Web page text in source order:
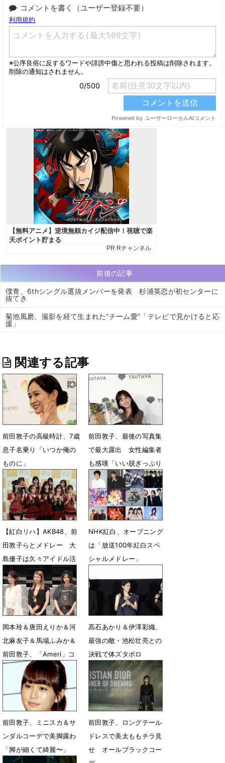
コメントを書く（ユーザー登録不要）
前後の記事
僕青、6thシングル選抜メンバーを発表 杉浦英恋が初センターに
抜てき
菊池風磨、撮影を経て生まれた“チーム愛”「テレビで見かけると応
援」
関連する記事
前田敦子の高級時計、7歳
息子名乗り「いつか俺の
ものに」
7月6日 07時12分
前田敦子、最後の写真集
で最大露出 女性編集者
も感嘆「いい脱ぎっぷり
だった」
2月28日 13時18分
【紅白リハ】AKB48、前
田敦子らとメドレー 大
島優子は久々アイドル活
動で「すごい元気に」
12月29日 18時24分
NHK紅白、オープニング
は「放送100年紅白スペ
シャルメドレー」
岡本玲＆唐田えりか＆河
北麻友子＆馬場ふみか＆
前田敦子、「Ameri」コ
ーデで10周年祝福
5月5日 13時04分
髙石あかり＆伊澤彩織、
最強の敵・池松壮亮との
決戦で体ズタボロ
9月28日 14時10分
前田敦子、ミニスカ＆サ
ンダルコーデで美脚露わ
「脚が細くて綺麗〜」
前田敦子、ロングテール
ドレスで美太ももチラ見
せ オールブラックコー